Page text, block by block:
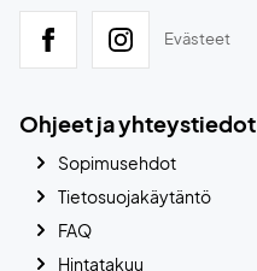
Evästeet
Ohjeet ja yhteystiedot
Sopimusehdot
Tietosuojakäytäntö
FAQ
Hintatakuu